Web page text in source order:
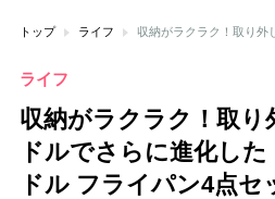
トップ ライフ
ライフ
収納がラクラク！取
ドルでさらに進化し
ドル フライパン4点セ